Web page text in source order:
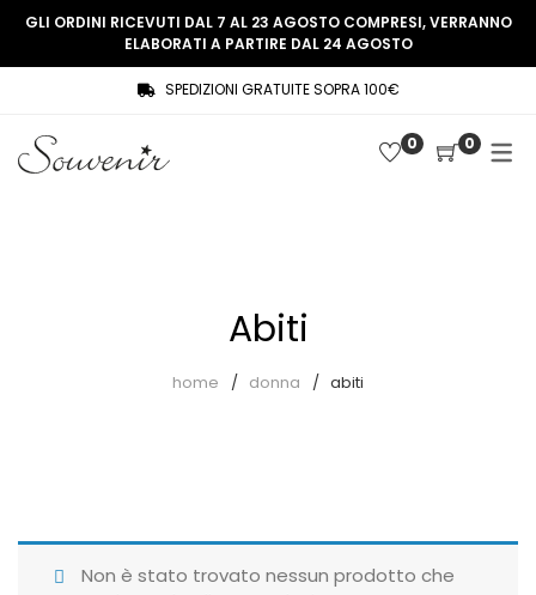
SHOP
Souvenir Privée
Giubbotti
COLLEZIONE
THREE WOMEN, ONE MEMORY
GLI ORDINI RICEVUTI DAL 7 AL 23 AGOSTO COMPRESI, VERRANNO
ELABORATI A PARTIRE DAL 24 AGOSTO
SPEDIZIONI GRATUITE SOPRA 100€
0 0
Abiti
home donna abiti
Non è stato trovato nessun prodotto che